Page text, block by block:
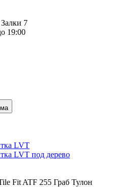
7
19:00
LVT
LVT под дерево
Fit ATF 255 Граб Тулон